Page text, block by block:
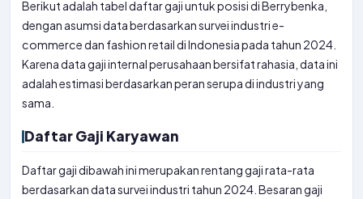
Berikut adalah tabel daftar gaji untuk posisi di Berrybenka,
dengan asumsi data berdasarkan survei industri e-
commerce dan fashion retail di Indonesia pada tahun 2024.
Karena data gaji internal perusahaan bersifat rahasia, data ini
adalah estimasi berdasarkan peran serupa di industri yang
sama.
Daftar Gaji Karyawan
Daftar gaji dibawah ini merupakan rentang gaji rata-rata
berdasarkan data survei industri tahun 2024. Besaran gaji